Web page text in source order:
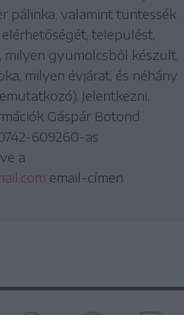
pálinka, valamint tüntessék
települést,
milyen gyümölcsből készült,
milyen évjárat, és néhány
Jelentkezni,
Gáspár Botond
609260-as
a
email-címen